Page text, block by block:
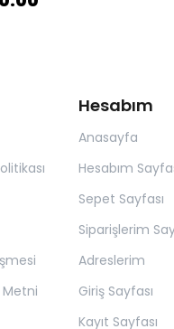
Metni
Hesabım
Anasayfa
Hesabım
Sepet Sayfası
Siparişlerim
Adreslerim
Giriş Sayfası
Kayıt Sayfası